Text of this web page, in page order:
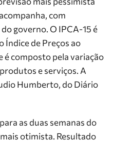
com
governo. O IPCA-15 é
Índice de Preços ao
composto pela variação
e serviços. A
Humberto, do Diário
as duas semanas do
otimista. Resultado